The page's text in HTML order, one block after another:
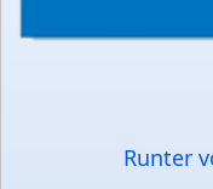
Runter